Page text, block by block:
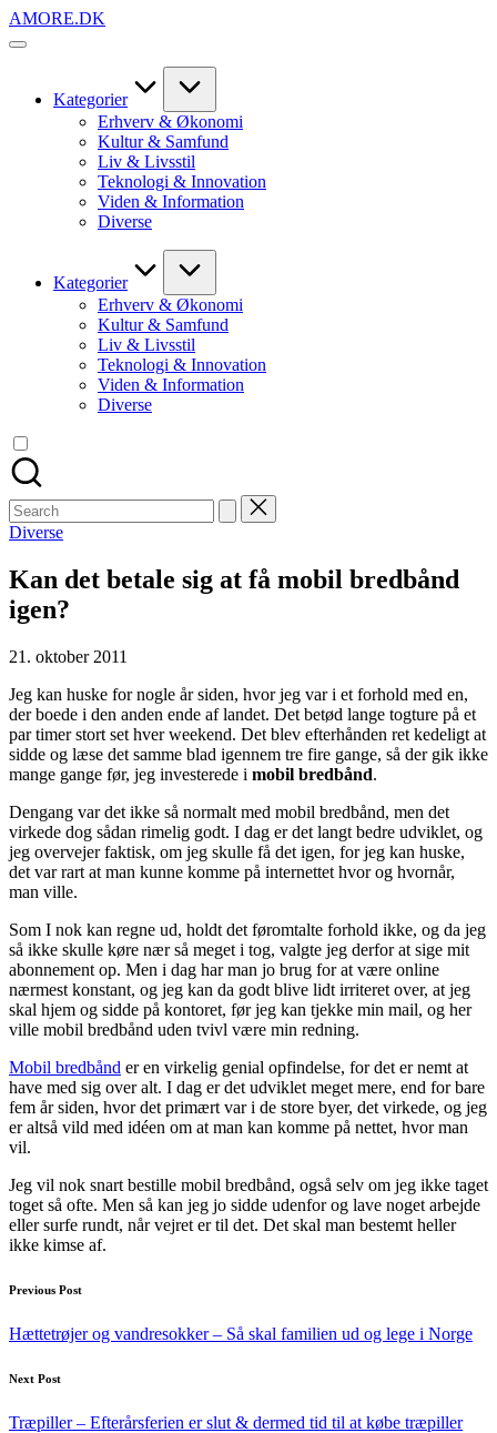
Skip
to
AMORE.DK
For
Kategorier
Erhverv & Økonomi
Kultur & Samfund
Liv & Livsstil
Teknologi & Innovation
Viden & Information
Diverse
Kategorier
Erhverv & Økonomi
Kultur & Samfund
Liv & Livsstil
Teknologi & Innovation
Viden & Information
Diverse
Search
for:
Posted
Diverse
Kan det betale sig at få mobil bredbånd
igen?
21. oktober 2011
Jeg kan huske for nogle år siden, hvor jeg var i et forhold med en,
der boede i den anden ende af landet. Det betød lange togture på et
par timer stort set hver weekend. Det blev efterhånden ret kedeligt at
sidde og læse det samme blad igennem tre fire gange, så der gik ikke
mange gange før, jeg investerede i mobil bredbånd.
Dengang var det ikke så normalt med mobil bredbånd, men det
virkede dog sådan rimelig godt. I dag er det langt bedre udviklet, og
jeg overvejer faktisk, om jeg skulle få det igen, for jeg kan huske,
det var rart at man kunne komme på internettet hvor og hvornår,
man ville.
Som I nok kan regne ud, holdt det føromtalte forhold ikke, og da jeg
så ikke skulle køre nær så meget i tog, valgte jeg derfor at sige mit
abonnement op. Men i dag har man jo brug for at være online
nærmest konstant, og jeg kan da godt blive lidt irriteret over, at jeg
skal hjem og sidde på kontoret, før jeg kan tjekke min mail, og her
ville mobil bredbånd uden tvivl være min redning.
Mobil bredbånd er en virkelig genial opfindelse, for det er nemt at
have med sig over alt. I dag er det udviklet meget mere, end for bare
fem år siden, hvor det primært var i de store byer, det virkede, og jeg
er altså vild med idéen om at man kan komme på nettet, hvor man
vil.
Jeg vil nok snart bestille mobil bredbånd, også selv om jeg ikke taget
toget så ofte. Men så kan jeg jo sidde udenfor og lave noget arbejde
eller surfe rundt, når vejret er til det. Det skal man bestemt heller
ikke kimse af.
Post
navigation
Previous Post
Hættetrøjer og vandresokker – Så skal familien ud og lege i Norge
Next Post
Træpiller – Efterårsferien er slut & dermed tid til at købe træpiller